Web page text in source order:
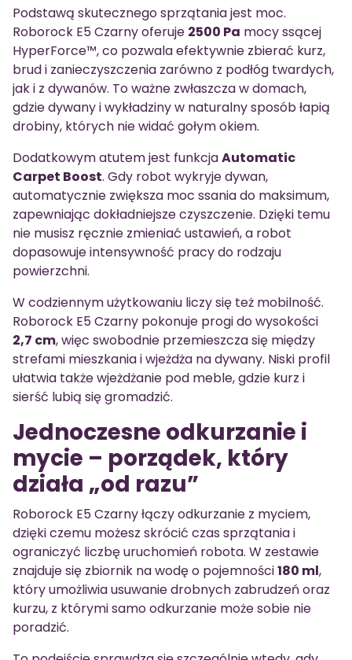
Podstawą skutecznego sprzątania jest moc.
Roborock E5 Czarny oferuje 2500 Pa mocy ssącej
HyperForce™, co pozwala efektywnie zbierać kurz,
brud i zanieczyszczenia zarówno z podłóg twardych,
jak i z dywanów. To ważne zwłaszcza w domach,
gdzie dywany i wykładziny w naturalny sposób łapią
drobiny, których nie widać gołym okiem.
Dodatkowym atutem jest funkcjaAutomatic
Carpet Boost. Gdy robot wykryje dywan,
automatycznie zwiększa moc ssania do maksimum,
zapewniając dokładniejsze czyszczenie. Dzięki temu
nie musisz ręcznie zmieniać ustawień, a robot
dopasowuje intensywność pracy do rodzaju
powierzchni.
W codziennym użytkowaniu liczy się też mobilność.
Roborock E5 Czarny pokonuje progi do wysokości
2,7 cm, więc swobodnie przemieszcza się między
strefami mieszkania i wjeżdża na dywany. Niski profil
ułatwia także wjeżdżanie pod meble, gdzie kurz i
sierść lubią się gromadzić.
Jednoczesne odkurzanie i
mycie – porządek, który
działa „od razu”
Roborock E5 Czarny łączy odkurzanie z myciem,
dzięki czemu możesz skrócić czas sprzątania i
ograniczyć liczbę uruchomień robota. W zestawie
znajduje się zbiornik na wodę o pojemności180 ml,
który umożliwia usuwanie drobnych zabrudzeń oraz
kurzu, z którymi samo odkurzanie może sobie nie
poradzić.